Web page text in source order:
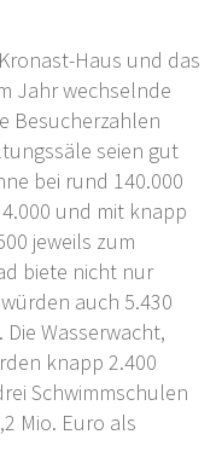
Haus und das
Jahr wechselnde
Besucherzahlen
seien gut
bei rund 140.000
und mit knapp
jeweils zum
biete nicht nur
auch 5.430
Wasserwacht,
knapp 2.400
Schwimmschulen
Mio. Euro als